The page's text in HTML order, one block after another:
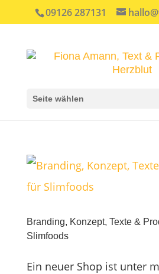
09126 287131
Seite wählen
Branding, Konzept, Texte &
Slimfoods
Ein neuer Shop ist unter